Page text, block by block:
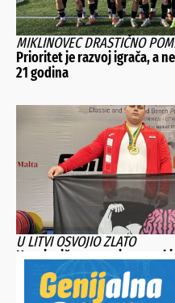
MIKLINOVEC DRASTIČNO
Prioritet je razvoj igrača, a
21 godina
U LITVI OSVOJIO ZLATO
Koprivničanac novi
skinuo hrvatski rekord